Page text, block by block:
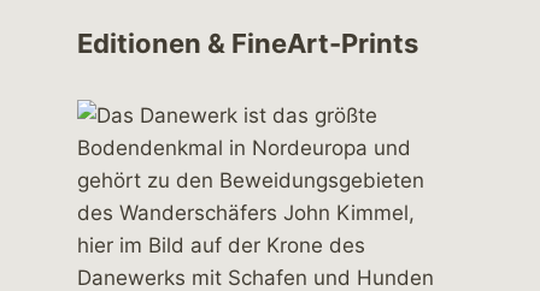
Editionen & FineArt-Prints